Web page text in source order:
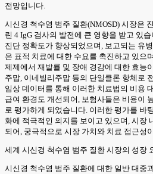
전망입니다.
시신경 척수염 범주 질환(NMOSD) 시장은
린 4 IgG 검사의 발전에 큰 영향을 받고 있
진단 정확도가 향상되었으며, 보고되는 유
은 표적 치료에 대한 수요를 촉진하고 있으
제제에서 재발률 및 장애 경감에 대한 효능
주맙, 이네빌리주맙 등의 단일클론 항체로
임상 데이터를 통해 이러한 치료법의 비용
급여 환경도 개선되어, 보험사들은 비용이
로 평가하게 되었습니다. 이러한 평가를 바
화에 적극적인 의지를 보이고 있으며, 시장
되어, 궁극적으로 시장 가치와 치료 접근성
세계 시신경 척수염 범주 질환 시장의 성장
시신경 척수염 범주 질환에 대한 일반 대중